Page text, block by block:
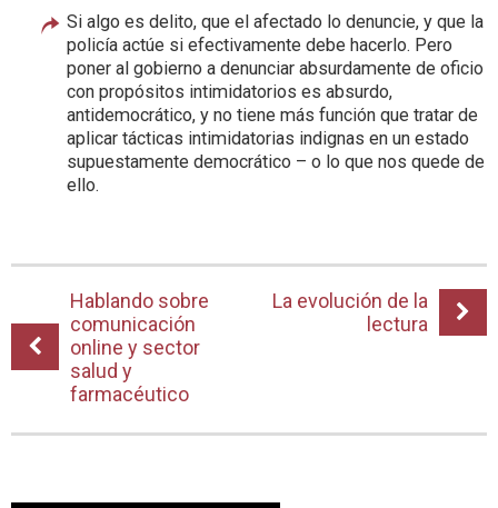
Si algo es delito, que el afectado lo denuncie, y que la
policía actúe si efectivamente debe hacerlo. Pero
poner al gobierno a denunciar absurdamente de oficio
con propósitos intimidatorios es absurdo,
antidemocrático, y no tiene más función que tratar de
aplicar tácticas intimidatorias indignas en un estado
supuestamente democrático – o lo que nos quede de
ello.
Hablando sobre
comunicación
online y sector
salud y
farmacéutico
La evolución de la
lectura